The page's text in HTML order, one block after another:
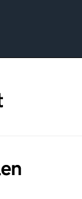
av